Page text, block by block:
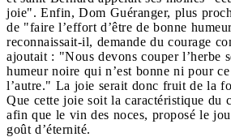
joie". Enfin, Dom Guéranger, plus
de "faire l’effort d’être de bonne
reconnaissait-il, demande du courage
ajoutait : "Nous devons couper l’herbe
humeur noire qui n’est bonne ni pour
l’autre." La joie serait donc fruit de la
Que cette joie soit la caractéristique du
afin que le vin des noces, proposé le
goût d’éternité.